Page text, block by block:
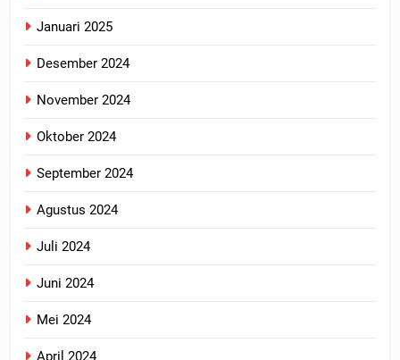
Januari 2025
Desember 2024
November 2024
Oktober 2024
September 2024
Agustus 2024
Juli 2024
Juni 2024
Mei 2024
April 2024